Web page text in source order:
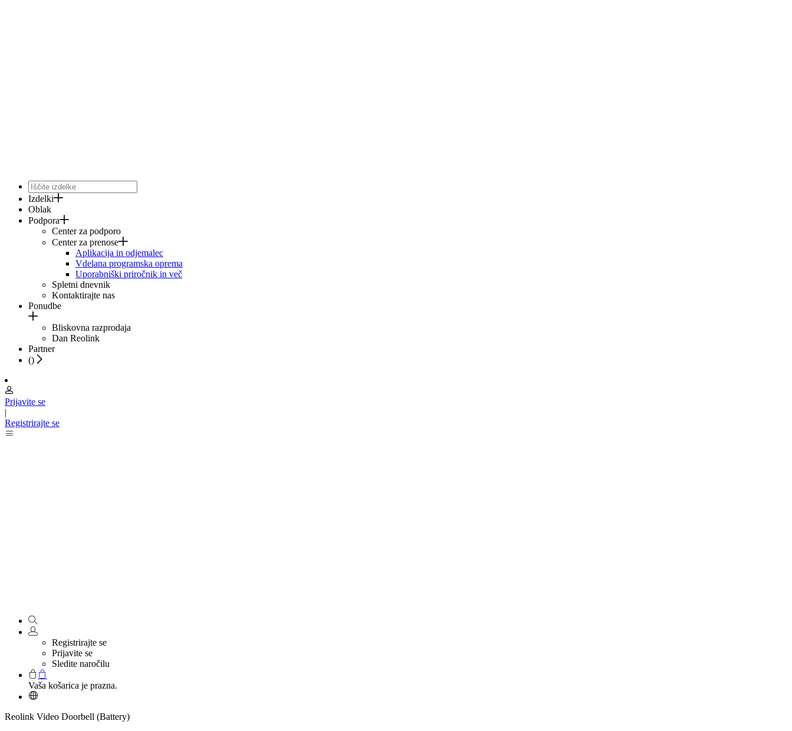
Izdelki
Oblak
Podpora
Center za podporo
Center za prenose
Aplikacija in odjemalec
Vdelana programska oprema
Uporabniški priročnik in več
Spletni dnevnik
Kontaktirajte nas
Ponudbe
Bliskovna razprodaja
Dan Reolink
Partner
()
Prijavite se
|
Registrirajte se
Registrirajte se
Prijavite se
Sledite naročilu
Vaša košarica je prazna.
Reolink Video Doorbell (Battery)